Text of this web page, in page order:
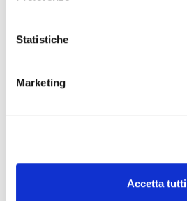
Statistiche
Marketing
Accetta tutti